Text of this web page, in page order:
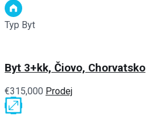
Typ Byt
Byt 3+kk, Čiovo, Chorvatsko
€315,000 Prodej